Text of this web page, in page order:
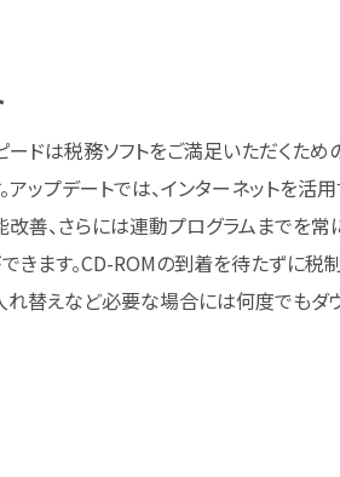
ドは税務ソフトをご満足いただくた
アップデートでは、インターネットを活
改善、さらには連動プログラムまでを
きます。CD-ROMの到着を待たずに税
れ替えなど必要な場合には何度でもダ